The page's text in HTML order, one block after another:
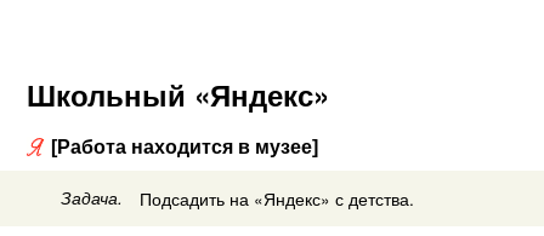
Школьный «Яндекс»
[Работа находится в музее]
Задача. Подсадить на «Яндекс» с детства.